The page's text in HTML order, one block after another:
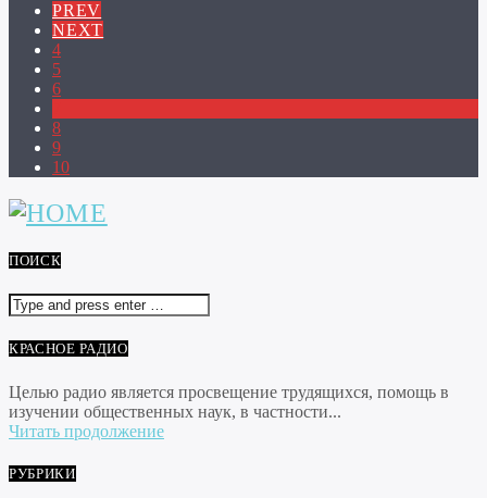
PREV
NEXT
4
5
6
8
9
10
ПОИСК
КРАСНОЕ РАДИО
Целью радио является просвещение трудящихся, помощь в
изучении общественных наук, в частности...
Читать продолжение
РУБРИКИ